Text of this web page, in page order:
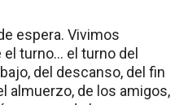
espera. Vivimos
turno… el turno del
del descanso, del fin
almuerzo, de los amigos,